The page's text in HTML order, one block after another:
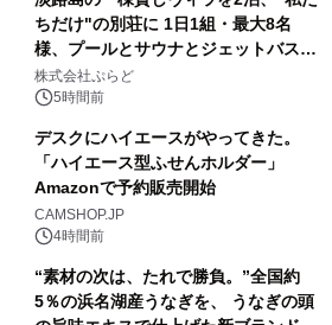
ちだけ"の別荘に 1日1組・最大8名
様、プールとサウナとジェットバス付
きで Villa Mon Temps AWAJIの連泊
素泊りプラン
株式会社ぷらど
5時間前
デスクにハイエースがやってきた。
「ハイエース型ふせんホルダー」
Amazonで予約販売開始
CAMSHOP.JP
4時間前
“素材の次は、たれで勝負。”全国約
5％の浜名湖産うなぎを、 うなぎの頭